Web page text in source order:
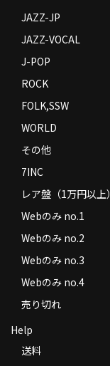
JAZZ-JP
JAZZ-VOCAL
J-POP
ROCK
FOLK,SSW
WORLD
その他
7INC
レア盤（1万円以上）
Webのみ no.1
Webのみ no.2
Webのみ no.3
Webのみ no.4
売り切れ
Help
送料